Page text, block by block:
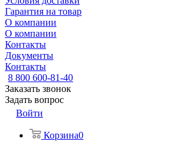
Гарантия на товар
О компании
О компании
Контакты
Документы
Контакты
8 800 600-81-40
Заказать звонок
Задать вопрос
Войти
Корзина0